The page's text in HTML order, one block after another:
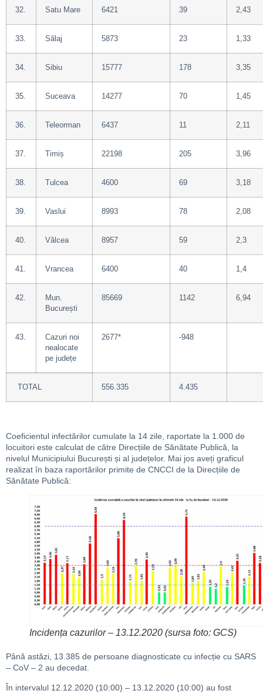
32. Satu Mare 6421 39 2,43
33. Sălaj 5873 23 1,33
34. Sibiu 15777 178 3,35
35. Suceava 14277 70 1,45
36. Teleorman 6437 11 2,11
37. Timiș 22198 205 3,96
38. Tulcea 4600 69 3,18
39. Vaslui 8993 78 2,08
40. Vâlcea 8957 59 2,3
41. Vrancea 6400 40 1,4
42.
Mun.
București
85669 1142 6,94
43.
Cazuri noi
nealocate
pe județe
2677* -948
TOTAL 556.335 4.435
Coeficientul infectărilor cumulate la 14 zile, raportate la 1.000 de
locuitori este calculat de către Direcțiile de Sănătate Publică, la
nivelul Municipiului București și al județelor. Mai jos aveți graficul
realizat în baza raportărilor primite de CNCCI de la Direcțiile de
Sănătate Publică:
Incidența cazurilor – 13.12.2020 (sursa foto: GCS)
Până astăzi, 13.385 de persoane diagnosticate cu infecție cu SARS
– CoV – 2 au decedat.
În intervalul 12.12.2020 (10:00) – 13.12.2020 (10:00) au fost